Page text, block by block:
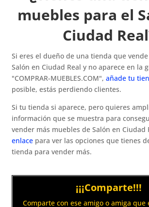
muebles para el
Ciudad
Si eres el dueño de una tienda que
Salón en Ciudad Real y no aparece en la
"COMPRAR-MUEBLES.COM",añade tu
posible, estás perdiendo clientes.
Si tu tienda si aparece, pero quieres
información que se muestra para
vender más muebles de Salón en Ciudad
enlace para ver las opciones que tienes
tienda para vender más.
¡¡¡Comparte!!!
Comparte con ese amigo o amiga que